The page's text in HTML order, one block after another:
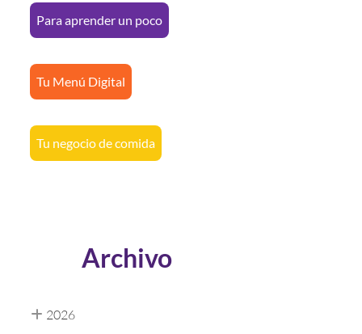
Para aprender un poco
Tu Menú Digital
Tu negocio de comida
Archivo
2026